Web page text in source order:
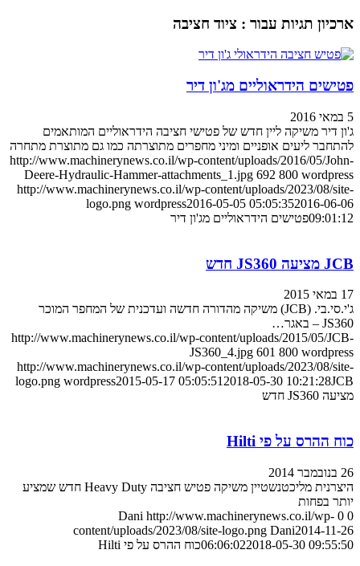
ארכיון תגיות עבור : ציוד חציבה
פטישים הידראוליים מג'ון דיר
5 במאי 2016
ג'ון דיר משיקה ליין חדש של פטישי חציבה הידראוליים המותאמים
להתחבר ליעים אופניים ומיני מחפרים מתוצרתה כמו גם מתוצרת מתחרה
http://www.machinerynews.co.il/wp-content/uploads/2016/05/John-
Deere-Hydraulic-Hammer-attachments_1.jpg 692 800 wordpress
http://www.machinerynews.co.il/wp-content/uploads/2023/08/site-
logo.png wordpress2016-05-05 05:05:352016-06-06
09:01:12פטישים הידראוליים מג'ון דיר
JCB מציעה JS360 חדש
17 במאי 2015
ג'י.סי.בי. (JCB) משיקה מהדורה חדשה ועדכנית של המחפר המוכר
JS360 – באגר…
http://www.machinerynews.co.il/wp-content/uploads/2015/05/JCB-
JS360_4.jpg 601 800 wordpress
http://www.machinerynews.co.il/wp-content/uploads/2023/08/site-
logo.png wordpress2015-05-17 05:05:51 2018-05-30 10:21:28JCB
מציעה JS360 חדש
כוח ההרס על פי Hilti
26 בנובמבר 2014
היצרנית מליכטנשטיין משיקה פטיש חציבה Heavy Duty חדש שמציע
יותר בפחות
0
0
Dani http://www.machinerynews.co.il/wp-
content/uploads/2023/08/site-logo.png Dani2014-11-26
06:06:022018-05-30 09:55:50 כוח ההרס על פי Hilti